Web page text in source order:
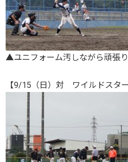
▲ユニフォーム汚しながら頑張り
【9/15（日）対 ワイルドスター